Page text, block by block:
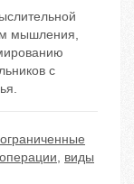
мышления,
с
ограниченные
, виды